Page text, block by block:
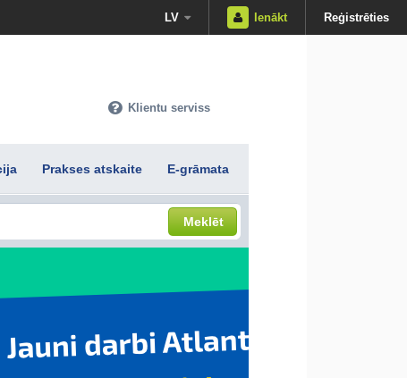
LV Ienākt Reģistrēties
Klientu serviss
Prakses atskaite E-grāmata
Meklēt